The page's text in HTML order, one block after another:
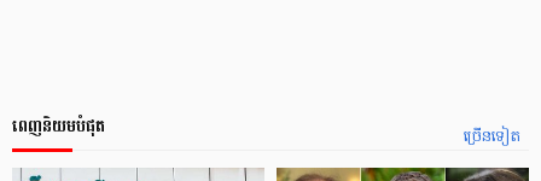
ច្រើនទៀត
ពេញនិយមបំផុត